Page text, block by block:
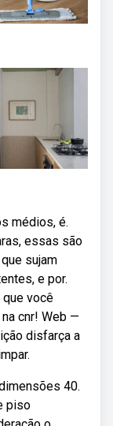
médios, é.
essas são
sujam
e por.
que você
cnr! Web —
disfarça a
40.
piso